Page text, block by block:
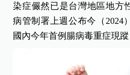
染症儼然已是台灣地區地方
病管制署上週公布今（2024
國內今年首例腸病毒重症現蹤